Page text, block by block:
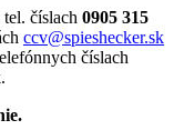
číslach 0905 315
ccv@spieshecker.sk
číslach